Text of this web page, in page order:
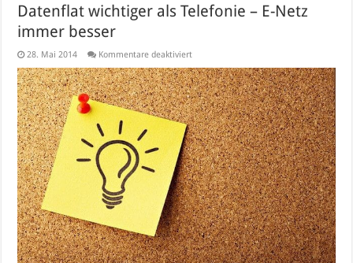
Datenflat wichtiger als Telefonie – E-Netz
immer besser
28. Mai 2014 Kommentare deaktiviertfür
wichtiger
als
Telefonie
–
E-
Netz
immer
besser